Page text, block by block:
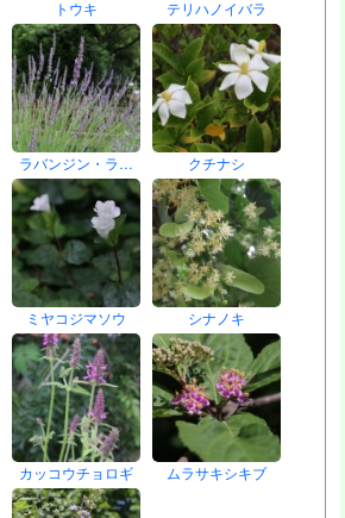
トウキ テリハノイバラ
ラバンジン・ラ… クチナシ
ミヤコジマソウ シナノキ
カッコウチョロギ ムラサキシキブ